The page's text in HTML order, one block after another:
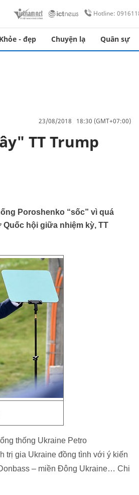
Hotline:
Khỏe - đẹp Chuyện lạ Quân sự
23/08/2018 18:30 (GMT+07:00)
TT Trump
Poroshenko “sốc” vì quá
hội giữa nhiệm kỳ, TT
thống Ukraine Petro
trị gia Ukraine đồng tình với ý kiến
– miền Đông Ukraine… Chi